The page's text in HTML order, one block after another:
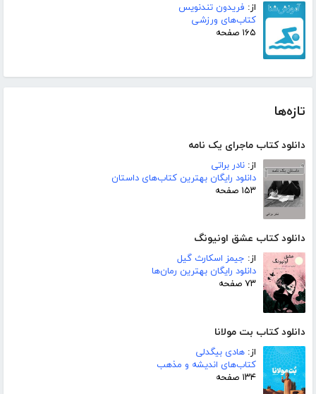
از: فریدون تندنویس
کتاب‌های ورزشی
۱۶۵ صفحه
تازه‌ها
دانلود کتاب ماجرای یک نامه
از: نادر براتی
دانلود رایگان بهترین کتاب‌های داستان
۱۵۳ صفحه
دانلود کتاب عشق اونیونگ
از: جیمز اسکارث گیل
دانلود رایگان بهترین رمان‌ها
۷۳ صفحه
دانلود کتاب بت مولانا
از: هادی بیگدلی
کتاب‌های اندیشه و مذهب
۱۳۴ صفحه